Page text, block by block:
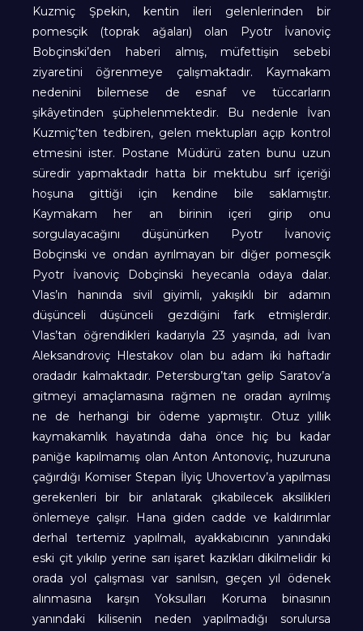
Kuzmiç Şpekin, kentin ileri gelenlerinden bir
pomesçik (toprak ağaları) olan Pyotr İvanoviç
Bobçinski’den haberi almış, müfettişin sebebi
ziyaretini öğrenmeye çalışmaktadır. Kaymakam
nedenini bilemese de esnaf ve tüccarların
şikâyetinden şüphelenmektedir. Bu nedenle İvan
Kuzmiç’ten tedbiren, gelen mektupları açıp kontrol
etmesini ister. Postane Müdürü zaten bunu uzun
süredir yapmaktadır hatta bir mektubu sırf içeriği
hoşuna gittiği için kendine bile saklamıştır.
Kaymakam her an birinin içeri girip onu
sorgulayacağını düşünürken Pyotr İvanoviç
Bobçinski ve ondan ayrılmayan bir diğer pomesçik
Pyotr İvanoviç Dobçinski heyecanla odaya dalar.
Vlas’ın hanında sivil giyimli, yakışıklı bir adamın
düşünceli düşünceli gezdiğini fark etmişlerdir.
Vlas’tan öğrendikleri kadarıyla 23 yaşında, adı İvan
Aleksandroviç Hlestakov olan bu adam iki haftadır
oradadır kalmaktadır. Petersburg’tan gelip Saratov’a
gitmeyi amaçlamasına rağmen ne oradan ayrılmış
ne de herhangi bir ödeme yapmıştır. Otuz yıllık
kaymakamlık hayatında daha önce hiç bu kadar
paniğe kapılmamış olan Anton Antonoviç, huzuruna
çağırdığı Komiser Stepan İlyiç Uhovertov’a yapılması
gerekenleri bir bir anlatarak çıkabilecek aksilikleri
önlemeye çalışır. Hana giden cadde ve kaldırımlar
derhal tertemiz yapılmalı, ayakkabıcının yanındaki
eski çit yıkılıp yerine sarı işaret kazıkları dikilmelidir ki
orada yol çalışması var sanılsın, geçen yıl ödenek
alınmasına karşın Yoksulları Koruma binasının
yanındaki kilisenin neden yapılmadığı sorulursa